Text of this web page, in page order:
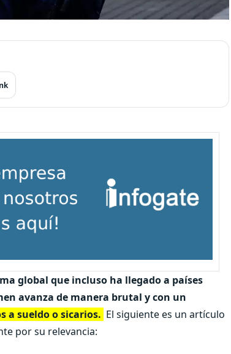
global que incluso ha llegado a países
avanza de manera brutal y con un
a sueldo o sicarios. El siguiente es un artículo
por su relevancia: